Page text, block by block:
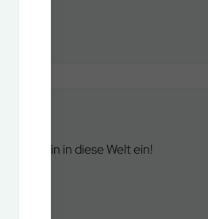
Magazin in diese Welt ein!